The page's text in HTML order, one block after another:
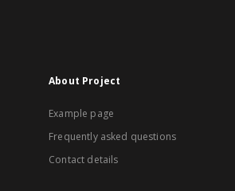
About Project
Example page
Frequently asked questions
Contact details